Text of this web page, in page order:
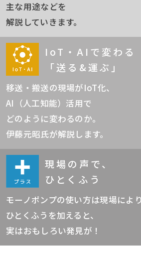
主な用途などを
解説していきます。
IoT・AIで変わる
「送る&運ぶ」
移送・搬送の現場がIoT化、
AI（人工知能）活用で
どのように変わるのか。
伊藤元昭氏が解説します。
現場の声で、
ひとくふう
モーノポンプの使い方は現場によ
ひとくふうを加えると、
実はおもしろい発見が！